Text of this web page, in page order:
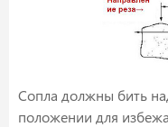
Сопла должны бить
положении для